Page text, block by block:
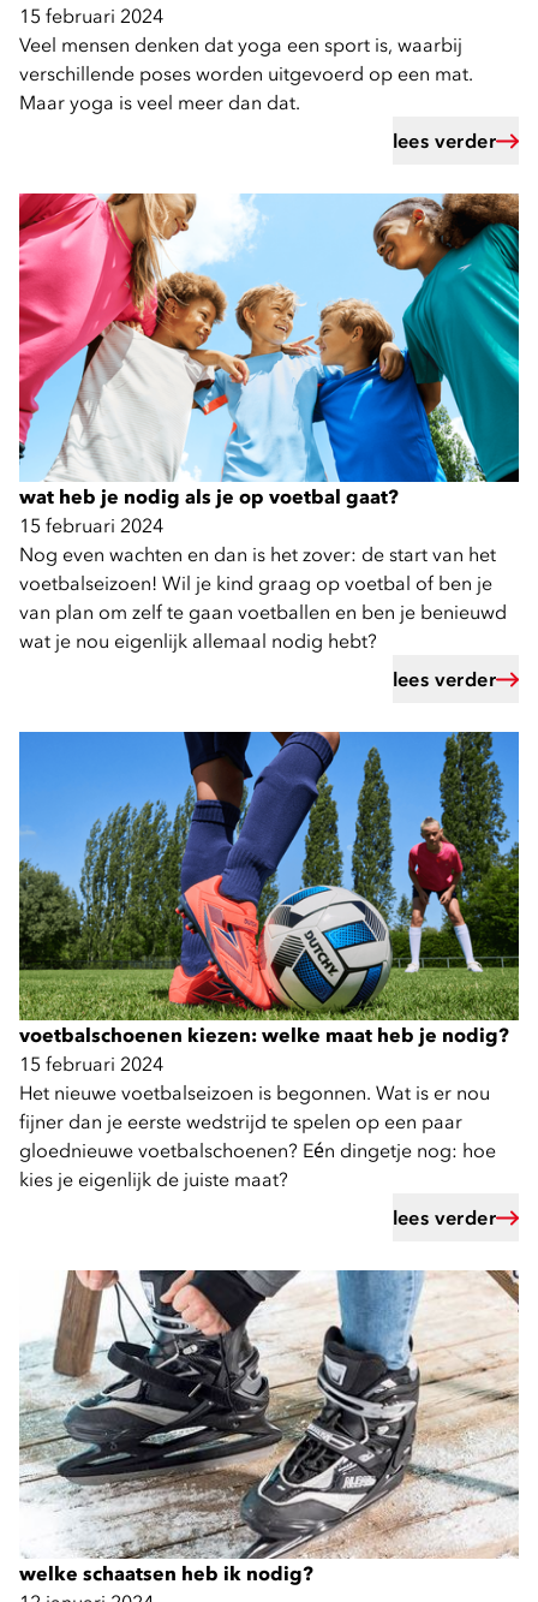
15 februari 2024
Veel mensen denken dat yoga een sport is, waarbij
verschillende poses worden uitgevoerd op een mat.
Maar yoga is veel meer dan dat.
lees verder
wat heb je nodig als je op voetbal gaat?
15 februari 2024
Nog even wachten en dan is het zover: de start van het
voetbalseizoen! Wil je kind graag op voetbal of ben je
van plan om zelf te gaan voetballen en ben je benieuwd
wat je nou eigenlijk allemaal nodig hebt?
lees verder
voetbalschoenen kiezen: welke maat heb je nodig?
15 februari 2024
Het nieuwe voetbalseizoen is begonnen. Wat is er nou
fijner dan je eerste wedstrijd te spelen op een paar
gloednieuwe voetbalschoenen? Eén dingetje nog: hoe
kies je eigenlijk de juiste maat?
lees verder
welke schaatsen heb ik nodig?